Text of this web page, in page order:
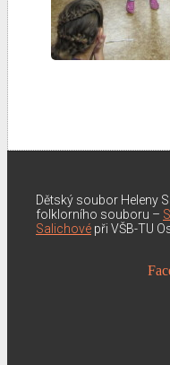
Dětský soubor Heleny
folklorního souboru –
Salichové při VŠB-TU